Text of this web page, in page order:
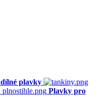
plavky
Plavky pro